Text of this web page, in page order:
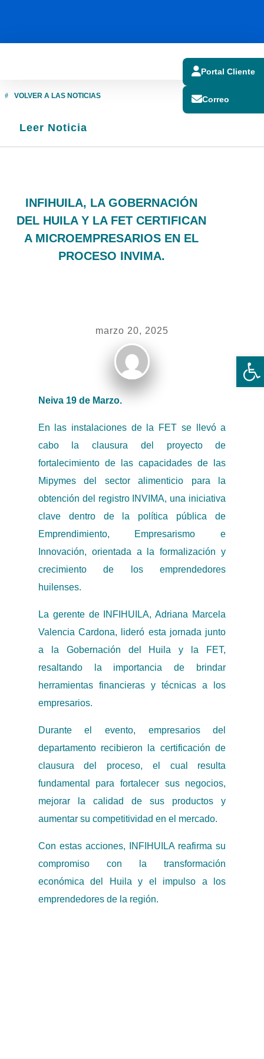
Portal Cliente
Correo
VOLVER A LAS NOTICIAS
Leer Noticia
INFIHUILA, LA GOBERNACIÓN
DEL HUILA Y LA FET CERTIFICAN
A MICROEMPRESARIOS EN EL
PROCESO INVIMA.
marzo 20, 2025
Neiva 19 de Marzo.
En las instalaciones de la FET se llevó a
cabo la clausura del proyecto de
fortalecimiento de las capacidades de las
Mipymes del sector alimenticio para la
obtención del registro INVIMA, una iniciativa
clave dentro de la política pública de
Emprendimiento, Empresarismo e
Innovación, orientada a la formalización y
crecimiento de los emprendedores
huilenses.
La gerente de INFIHUILA, Adriana Marcela
Valencia Cardona, lideró esta jornada junto
a la Gobernación del Huila y la FET,
resaltando la importancia de brindar
herramientas financieras y técnicas a los
empresarios.
Durante el evento, empresarios del
departamento recibieron la certificación de
clausura del proceso, el cual resulta
fundamental para fortalecer sus negocios,
mejorar la calidad de sus productos y
aumentar su competitividad en el mercado.
Con estas acciones, INFIHUILA reafirma su
compromiso con la transformación
económica del Huila y el impulso a los
emprendedores de la región.